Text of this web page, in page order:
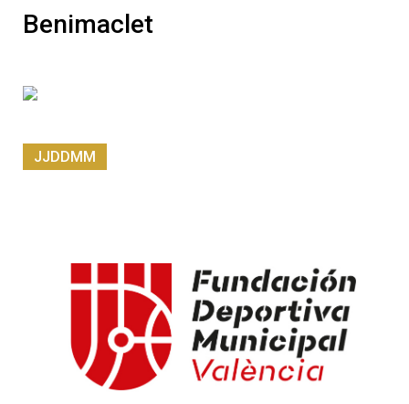
Benimaclet
JJDDMM